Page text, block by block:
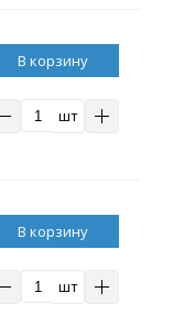
В корзину
шт
В корзину
шт